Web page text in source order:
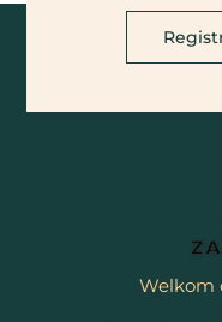
Welkom